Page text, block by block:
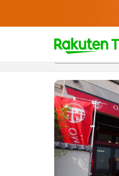
t
p
a
g
e
_
s
e
a
r
概覽房間及住宿方案